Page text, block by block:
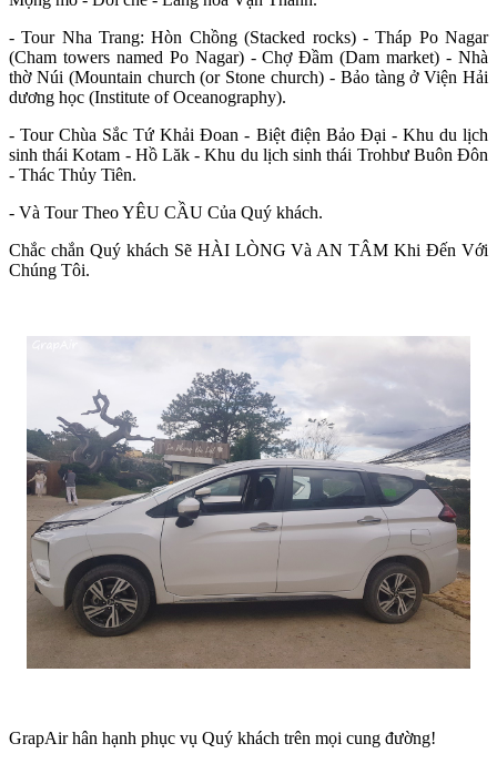
- Tour Nha Trang: Hòn Chồng (Stacked rocks) - Tháp Po Nagar
(Cham towers named Po Nagar) - Chợ Đầm (Dam market) - Nhà
thờ Núi (Mountain church (or Stone church) - Bảo tàng ở Viện Hải
dương học (Institute of Oceanography).
- Tour Chùa Sắc Tứ Khải Đoan - Biệt điện Bảo Đại - Khu du lịch
sinh thái Kotam - Hồ Lăk - Khu du lịch sinh thái Trohbư Buôn Đôn
- Thác Thủy Tiên.
- Và Tour Theo YÊU CẦU Của Quý khách.
Chắc chắn Quý khách Sẽ HÀI LÒNG Và AN TÂM Khi Đến Với
Chúng Tôi.
GrapAir hân hạnh phục vụ Quý khách trên mọi cung đường!